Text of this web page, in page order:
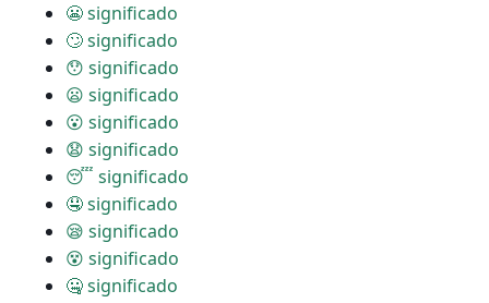
😬 significado
🙄 significado
😯 significado
😦 significado
😮 significado
😧 significado
😴 significado
🤤 significado
😪 significado
😵 significado
🤐 significado